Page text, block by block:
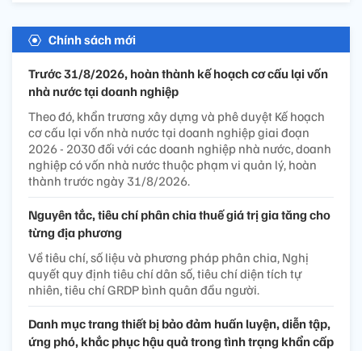
Chính sách mới
Trước 31/8/2026, hoàn thành kế hoạch cơ cấu lại vốn
nhà nước tại doanh nghiệp
Theo đó, khẩn trương xây dựng và phê duyệt Kế hoạch
cơ cấu lại vốn nhà nước tại doanh nghiệp giai đoạn
2026 - 2030 đối với các doanh nghiệp nhà nước, doanh
nghiệp có vốn nhà nước thuộc phạm vi quản lý, hoàn
thành trước ngày 31/8/2026.
Nguyên tắc, tiêu chí phân chia thuế giá trị gia tăng cho
từng địa phương
Về tiêu chí, số liệu và phương pháp phân chia, Nghị
quyết quy định tiêu chí dân số, tiêu chí diện tích tự
nhiên, tiêu chí GRDP bình quân đầu người.
Danh mục trang thiết bị bảo đảm huấn luyện, diễn tập,
ứng phó, khắc phục hậu quả trong tình trạng khẩn cấp